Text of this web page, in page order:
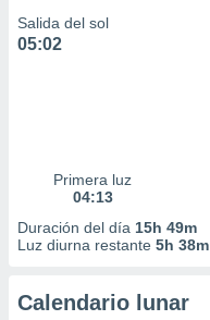
contenido
medir el
o a través
de
con el
Salida del sol
05:02
Primera luz
04:13
Duración del día 15h 49m
Luz diurna restante 5h 38m
Calendario lunar